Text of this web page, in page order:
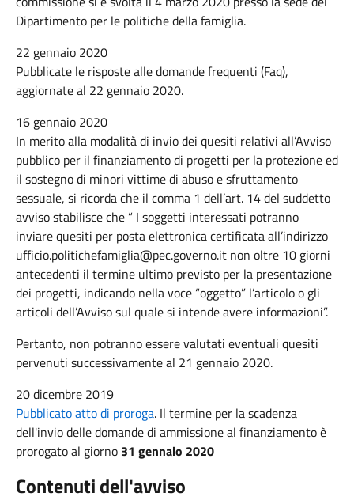
Dipartimento per le politiche della famiglia.
22 gennaio 2020
Pubblicate le risposte alle domande frequenti (Faq),
aggiornate al 22 gennaio 2020.
16 gennaio 2020
In merito alla modalità di invio dei quesiti relativi all’Avviso
pubblico per il finanziamento di progetti per la protezione ed
il sostegno di minori vittime di abuso e sfruttamento
sessuale, si ricorda che il comma 1 dell’art. 14 del suddetto
avviso stabilisce che “ I soggetti interessati potranno
inviare quesiti per posta elettronica certificata all’indirizzo
ufficio.politichefamiglia@pec.governo.it non oltre 10 giorni
antecedenti il termine ultimo previsto per la presentazione
dei progetti, indicando nella voce “oggetto” l’articolo o gli
articoli dell’Avviso sul quale si intende avere informazioni”.
Pertanto, non potranno essere valutati eventuali quesiti
pervenuti successivamente al 21 gennaio 2020.
20 dicembre 2019
Pubblicato atto di proroga. Il termine per la scadenza
dell'invio delle domande di ammissione al finanziamento è
prorogato al giorno 31 gennaio 2020
Contenuti dell'avviso